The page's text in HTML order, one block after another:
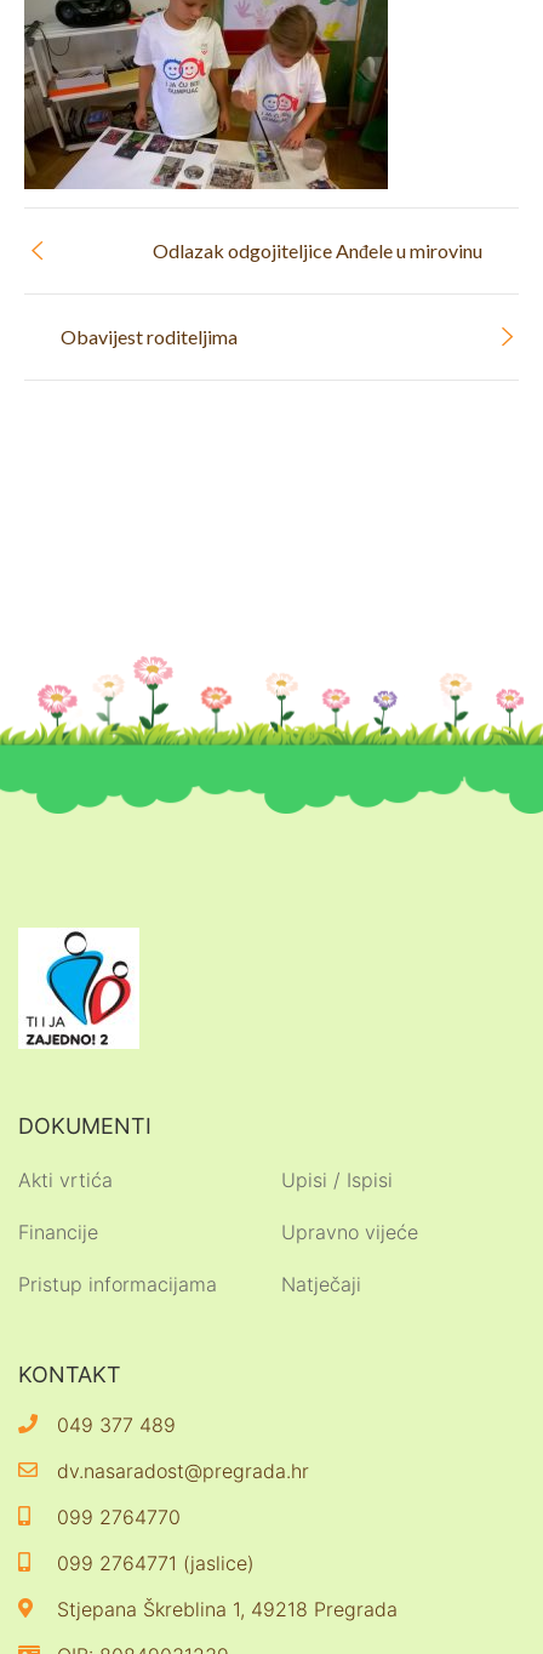
Obavijest roditeljima
Odlazak odgojiteljice Anđele u mirovinu
DOKUMENTI
Akti vrtića
Financije
Pristup informacijama
Upisi / Ispisi
Upravno vijeće
Natječaji
KONTAKT
049 377 489
dv.nasaradost@pregrada.hr
099 2764770
099 2764771 (jaslice)
Stjepana Škreblina 1, 49218 Pregrada